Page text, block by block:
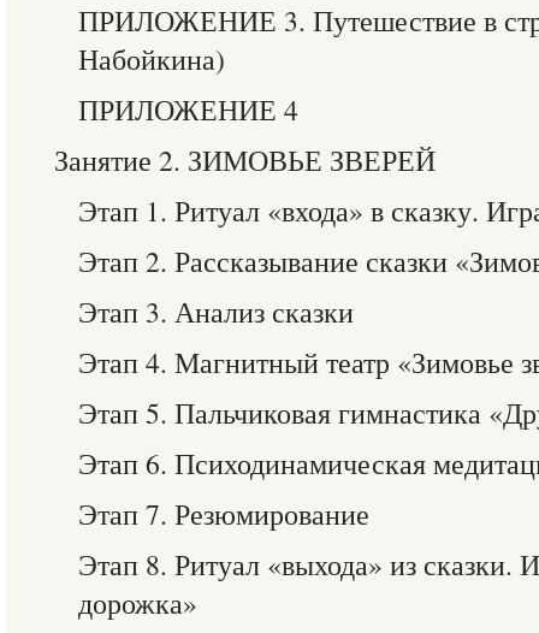
ПРИЛОЖЕНИЕ 3. Путешествие в
Набойкина)
ПРИЛОЖЕНИЕ 4
Занятие 2. ЗИМОВЬЕ ЗВЕРЕЙ
Этап 1. Ритуал «входа» в сказку.
Этап 2. Рассказывание сказки
Этап 3. Анализ сказки
Этап 4. Магнитный театр «Зимовье
Этап 5. Пальчиковая гимнастика
Этап 6. Психодинамическая
Этап 7. Резюмирование
Этап 8. Ритуал «выхода» из сказки.
дорожка»